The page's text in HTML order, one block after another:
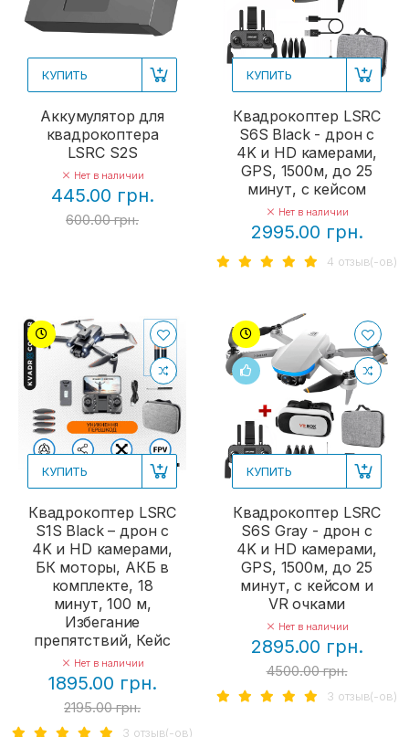
КУПИТЬ
Аккумулятор для
квадрокоптера
LSRC S2S
Нет в наличии
445.00 грн.
600.00 грн.
КУПИТЬ
Квадрокоптер LSRC
S6S Black - дрон с
4K и HD камерами,
GPS, 1500м, до 25
минут, с кейсом
Нет в наличии
2995.00 грн.
4 отзыв(-ов)
КУПИТЬ
Квадрокоптер LSRC
S1S Black – дрон c
4K и HD камерами,
БК моторы, АКБ в
комплекте, 18
минут, 100 м,
Избегание
препятствий, Кейс
Нет в наличии
1895.00 грн.
2195.00 грн.
3 отзыв(-ов)
КУПИТЬ
Квадрокоптер LSRC
S6S Gray - дрон с
4K и HD камерами,
GPS, 1500м, до 25
минут, с кейсом и
VR очками
Нет в наличии
2895.00 грн.
4500.00 грн.
3 отзыв(-ов)